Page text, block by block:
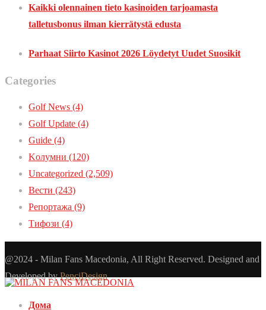
Kaikki olennainen tieto kasinoiden tarjoamasta
talletusbonus ilman kierrätystä edusta
Parhaat Siirto Kasinot 2026 Löydetyt Uudet Suosikit
Categories
Golf News (4)
Golf Update (4)
Guide (4)
Kолумни (120)
Uncategorized (2,509)
Вести (243)
Репортажа (9)
Тифози (4)
@2024 - Milan Fans Macedonia, All Right Reserved. Designed and
Developed byPenciDesign
Дома